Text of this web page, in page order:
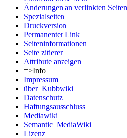
Änderungen an verlinkten Seiten
Spezialseiten
Druckversion
Permanenter Link
Seiten­informationen
Seite zitieren
Attribute anzeigen
=>Info
Impressum
über_Kubbwiki
Datenschutz
Haftungsausschluss
Mediawiki
Semantic_MediaWiki
Lizenz